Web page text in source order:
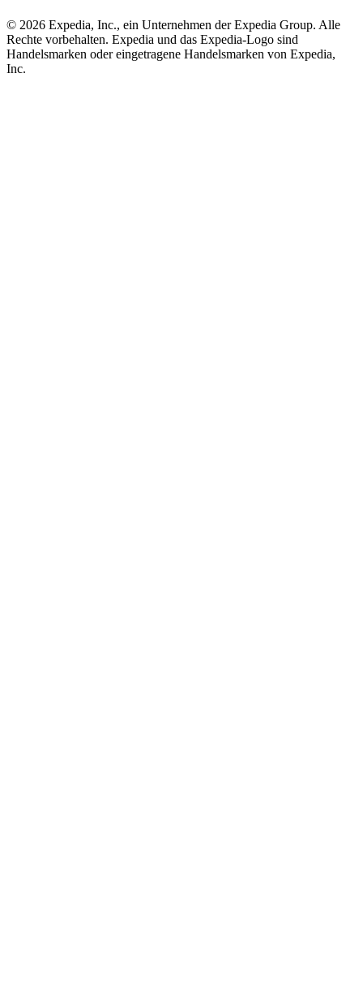
© 2026 Expedia, Inc., ein Unternehmen der Expedia Group. Alle
Rechte vorbehalten. Expedia und das Expedia-Logo sind
Handelsmarken oder eingetragene Handelsmarken von Expedia,
Inc.